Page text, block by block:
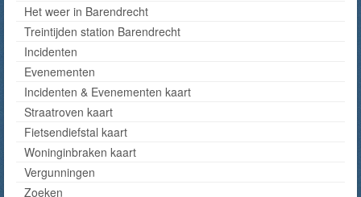
Het weer in Barendrecht
Treintijden station Barendrecht
Incidenten
Evenementen
Incidenten & Evenementen kaart
Straatroven kaart
Fietsendiefstal kaart
Woninginbraken kaart
Vergunningen
Zoeken